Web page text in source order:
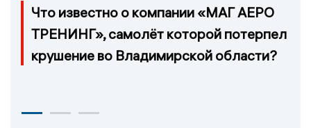
Что известно о компании «МАГ АЕРО
ТРЕНИНГ», самолёт которой потерпел
крушение во Владимирской области?